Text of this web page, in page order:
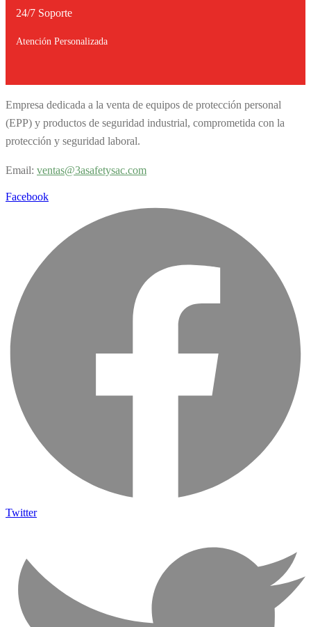
24/7 Soporte
Atención Personalizada
Empresa dedicada a la venta de equipos de protección personal
(EPP) y productos de seguridad industrial, comprometida con la
protección y seguridad laboral.
Email: ventas@3asafetysac.com
Facebook
Twitter